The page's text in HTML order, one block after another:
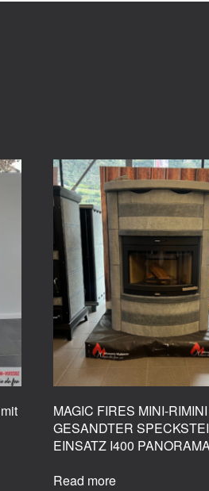
MAGIC FIRES MINI-
GESANDTER
EINSATZ I400
Read more